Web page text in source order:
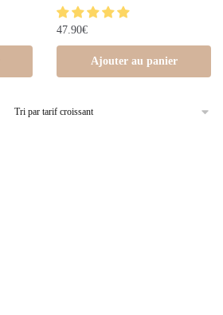
47.90€
Ajouter au panier